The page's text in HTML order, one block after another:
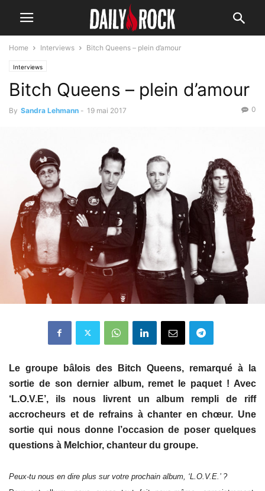
Home Interviews Bitch Queens – plein d’amour
Interviews
Bitch Queens – plein d’amour
By Sandra Lehmann - 19 mai 2017 0
Le groupe bâlois des Bitch Queens, remarqué à la
sortie de son dernier album, remet le paquet ! Avec
‘L.O.V.E’, ils nous livrent un album rempli de riff
accrocheurs et de refrains à chanter en chœur. Une
sortie qui nous donne l’occasion de poser quelques
questions à Melchior, chanteur du groupe.
Peux-tu nous en dire plus sur votre prochain album, ‘L.O.V.E.’ ?